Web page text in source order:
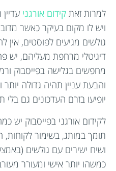
למרות זאת קידום אורגני
ויש לו מקום בעיקר כאשר
גולשים מגיעים לפוסטים,
דיגיטלי מרחפת מעליהם, יש
מחפשים בגלישה בפייסבוק
והבעת עניין תהיה גדולה
יופיעו בזרם העדכונים גם בלי
לקידום אורגני בפייסבוק יש
תומך במותג, בשימור לקוחות,
ושיח ישירים עם גולשים
כמשהו יותר אישי ומעורר